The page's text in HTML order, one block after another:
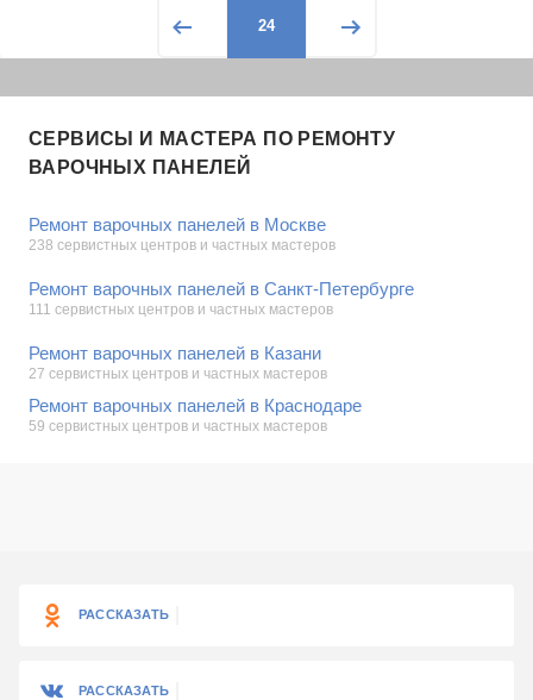
24
СЕРВИСЫ И МАСТЕРА ПО РЕМОНТУ
ВАРОЧНЫХ ПАНЕЛЕЙ
Ремонт варочных панелей в Москве
238 сервистных центров и частных мастеров
Ремонт варочных панелей в Санкт-Петербурге
111 сервистных центров и частных мастеров
Ремонт варочных панелей в Казани
27 сервистных центров и частных мастеров
Ремонт варочных панелей в Краснодаре
59 сервистных центров и частных мастеров
РАССКАЗАТЬ
РАССКАЗАТЬ